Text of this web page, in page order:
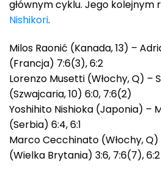
głównym cyklu. Jego kolejnym
Nishikori.
Milos Raonić (Kanada, 13) –
(Francja) 7:6(3), 6:2
Lorenzo Musetti (Włochy, Q) –
(Szwajcaria, 10) 6:0, 7:6(2)
Yoshihito Nishioka (Japonia) –
(Serbia) 6:4, 6:1
Marco Cecchinato (Włochy, Q)
(Wielka Brytania) 3:6, 7:6(7), 6:2